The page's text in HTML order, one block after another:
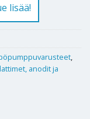
lisää!
,
anodit ja